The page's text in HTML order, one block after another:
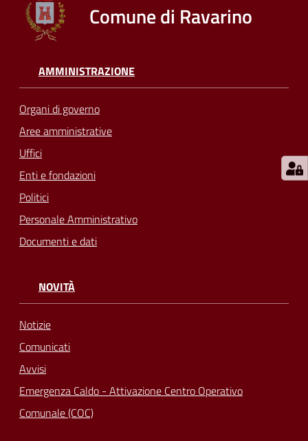
Comune di Ravarino
AMMINISTRAZIONE
Organi di governo
Aree amministrative
Uffici
Enti e fondazioni
Politici
Personale Amministrativo
Documenti e dati
NOVITÀ
Notizie
Comunicati
Avvisi
Emergenza Caldo - Attivazione Centro Operativo
Comunale (COC)